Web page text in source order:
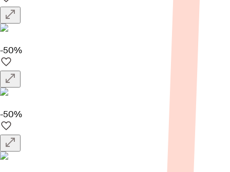
-50%
-50%